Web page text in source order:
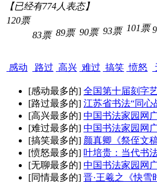
【已经有774人表态】
120票
感动
83票
路过
89票
高兴
90票
难过
93票
搞笑
101票
愤怒
[感动最多的] 全国第十届刻字
[路过最多的] 江苏省书法“同心
[高兴最多的] 中国书法家园网
[难过最多的] 中国书法家园网
[搞笑最多的] 颜真卿《祭侄文
[愤怒最多的] 叶培贵：当代书
[无聊最多的] 中国书法家园网
[同情最多的] 晋·王羲之《快雪